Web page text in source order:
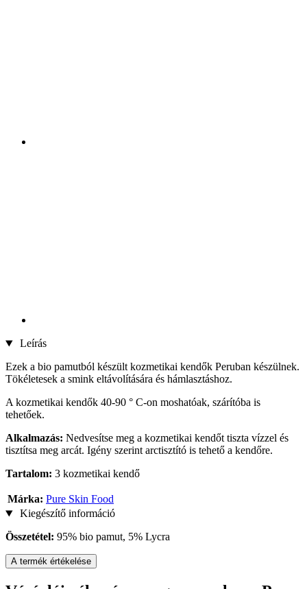
Leírás
Ezek a bio pamutból készült kozmetikai kendők Peruban készülnek.
Tökéletesek a smink eltávolítására és hámlasztáshoz.
A kozmetikai kendők 40-90 ° C-on moshatóak, szárítóba is
tehetőek.
Alkalmazás: Nedvesítse meg a kozmetikai kendőt tiszta vízzel és
tisztítsa meg arcát. Igény szerint arctisztító is tehető a kendőre.
Tartalom: 3 kozmetikai kendő
Márka: Pure Skin Food
Kiegészítő információ
Összetétel: 95% bio pamut, 5% Lycra
A termék értékelése